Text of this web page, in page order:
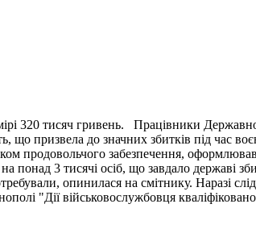
320 тисяч гривень. Працівники
призвела до значних збитків під час
продовольчого забезпечення,
понад 3 тисячі осіб, що завдало державі
опинилася на смітнику. Наразі
"Дії військовослужбовця